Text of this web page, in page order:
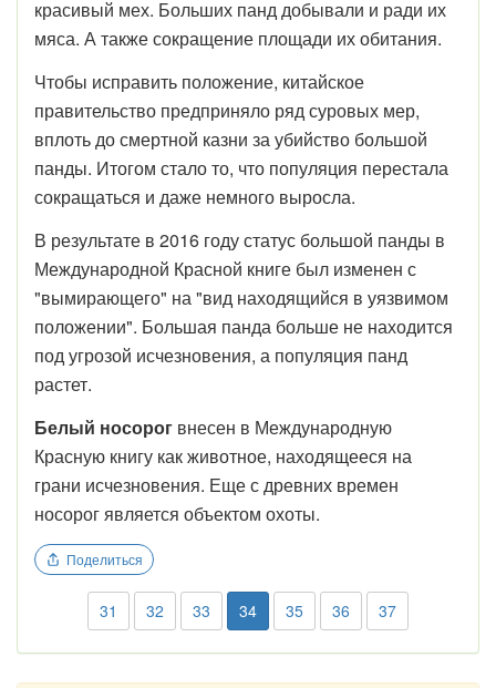
красивый мех. Больших панд добывали и ради их
мяса. А также сокращение площади их обитания.
Чтобы исправить положение, китайское
правительство предприняло ряд суровых мер,
вплоть до смертной казни за убийство большой
панды. Итогом стало то, что популяция перестала
сокращаться и даже немного выросла.
В результате в 2016 году статус большой панды в
Международной Красной книге был изменен с
"вымирающего" на "вид находящийся в уязвимом
положении". Большая панда больше не находится
под угрозой исчезновения, а популяция панд
растет.
Белый носорог внесен в Международную
Красную книгу как животное, находящееся на
грани исчезновения. Еще с древних времен
носорог является объектом охоты.
Поделиться
31 32 33 34 35 36 37